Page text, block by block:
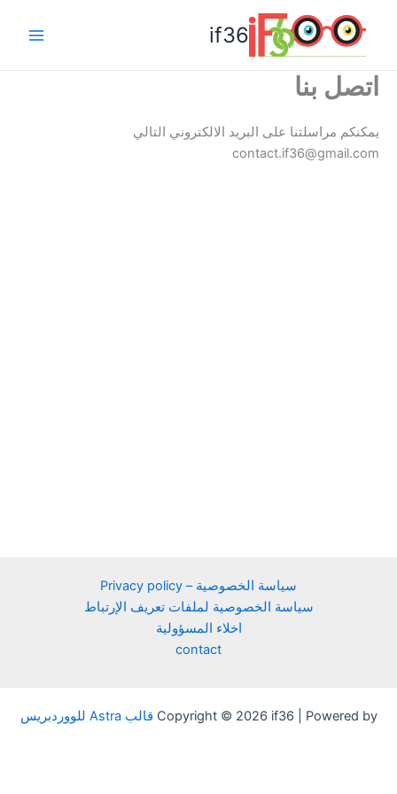
المحتوى
if36
اتصل بنا
يمكنكم مراسلتنا على البريد الالكتروني التالي
contact.if36@gmail.com
سياسة الخصوصية – Privacy policy
سياسة الخصوصية لملفات تعريف الإرتباط
اخلاء المسؤولية
contact
Copyright © 2026 if36 | Powered by قالب Astra للووردبريس